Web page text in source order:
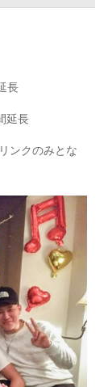
長
延長
ンクのみとな